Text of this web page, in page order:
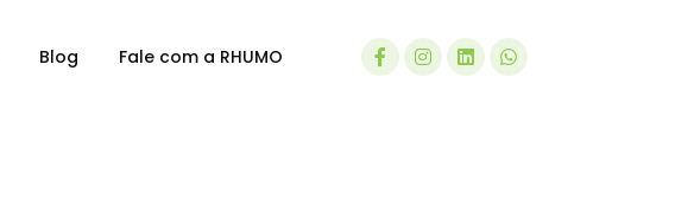
Blog Fale com a RHUMO